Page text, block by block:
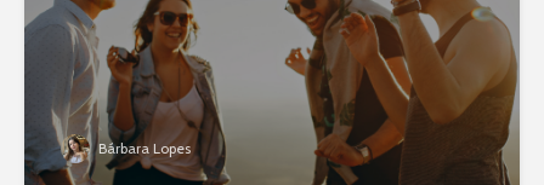
Bárbara Lopes